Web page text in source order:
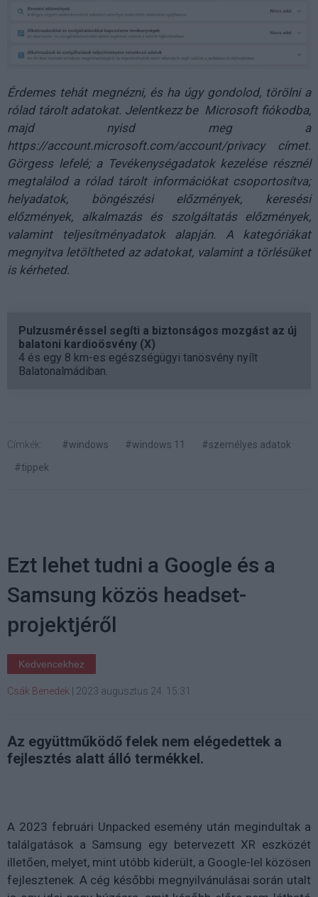
Érdemes tehát megnézni, és ha úgy gondolod, törölni a
rólad tárolt adatokat. Jelentkezz be Microsoft fiókodba,
majd nyisd meg a
https://account.microsoft.com/account/privacy címet.
Görgess lefelé; a Tevékenységadatok kezelése résznél
megtalálod a rólad tárolt információkat csoportosítva;
helyadatok, böngészési előzmények, keresési
előzmények, alkalmazás és szolgáltatás előzmények,
valamint teljesítményadatok alapján. A kategóriákat
megnyitva letöltheted az adatokat, valamint a törlésüket
is kérheted.
Pulzusméréssel segíti a biztonságos mozgást az új
balatoni kardioösvény (X)
4 és egy 8 km-es egészségügyi tanösvény nyílt
Balatonalmádiban.
Címkék: #windows #windows 11
#személyes adatok
#tippek
Ezt lehet tudni a Google és a
Samsung közös headset-
projektjéről
Kedvencekhez
Csák Benedek 2023 augusztus 24. 15:31
Az együttműködő felek nem elégedettek a
fejlesztés alatt álló termékkel.
A 2023 februári Unpacked esemény után megindultak a
találgatások a Samsung egy betervezett XR eszközét
illetően, melyet, mint utóbb kiderült, a Google-lel közösen
fejlesztenek. A cég későbbi megnyilvánulásai során utalt